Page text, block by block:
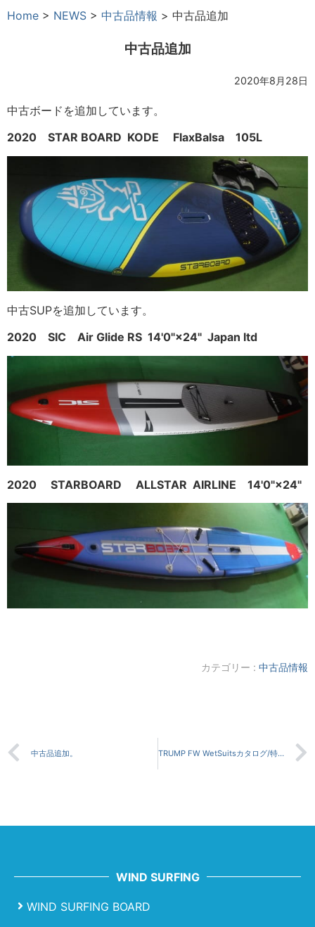
Home > NEWS > 中古品情報 > 中古品追加
中古品追加
2020年8月28日
中古ボードを追加しています。
2020 STAR BOARD KODE FlaxBalsa 105L
中古SUPを追加しています。
2020 SIC Air Glide RS 14'0"×24" Japan ltd
2020 STARBOARD ALLSTAR AIRLINE 14'0"×24"
カテゴリー : 中古品情報
中古品追加。 TRUMP FW WetSuitsカタログ/特別キャンペーン
WIND SURFING
WIND SURFING BOARD